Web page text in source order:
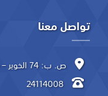
تواصل معنا
ص. ب: 74 الخوير – مسقط- 133 مسقط
24114008